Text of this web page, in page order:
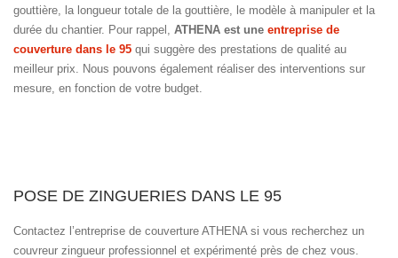
gouttière, la longueur totale de la gouttière, le modèle à manipuler et la
durée du chantier. Pour rappel, ATHENA est une entreprise de
couverture dans le 95 qui suggère des prestations de qualité au
meilleur prix. Nous pouvons également réaliser des interventions sur
mesure, en fonction de votre budget.
POSE DE ZINGUERIES DANS LE 95
Contactez l’entreprise de couverture ATHENA si vous recherchez un
couvreur zingueur professionnel et expérimenté près de chez vous.